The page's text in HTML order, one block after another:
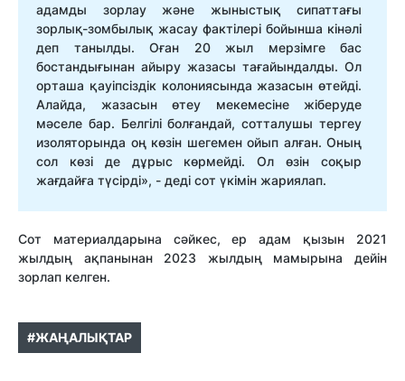
адамды зорлау және жыныстық сипаттағы
зорлық-зомбылық жасау фактілері бойынша кінәлі
деп танылды. Оған 20 жыл мерзімге бас
бостандығынан айыру жазасы тағайындалды. Ол
орташа қауіпсіздік колониясында жазасын өтейді.
Алайда, жазасын өтеу мекемесіне жіберуде
мәселе бар. Белгілі болғандай, сотталушы тергеу
изоляторында оң көзін шегемен ойып алған. Оның
сол көзі де дұрыс көрмейді. Ол өзін соқыр
жағдайға түсірді», - деді сот үкімін жариялап.
Сот материалдарына сәйкес, ер адам қызын 2021
жылдың ақпанынан 2023 жылдың мамырына дейін
зорлап келген.
#ЖАҢАЛЫҚТАР